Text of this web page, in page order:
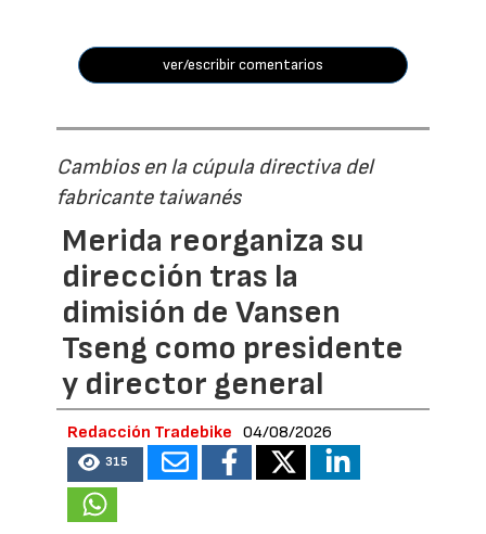
ver/escribir comentarios
Cambios en la cúpula directiva del
fabricante taiwanés
Merida reorganiza su
dirección tras la
dimisión de Vansen
Tseng como presidente
y director general
Redacción Tradebike 04/08/2026
315